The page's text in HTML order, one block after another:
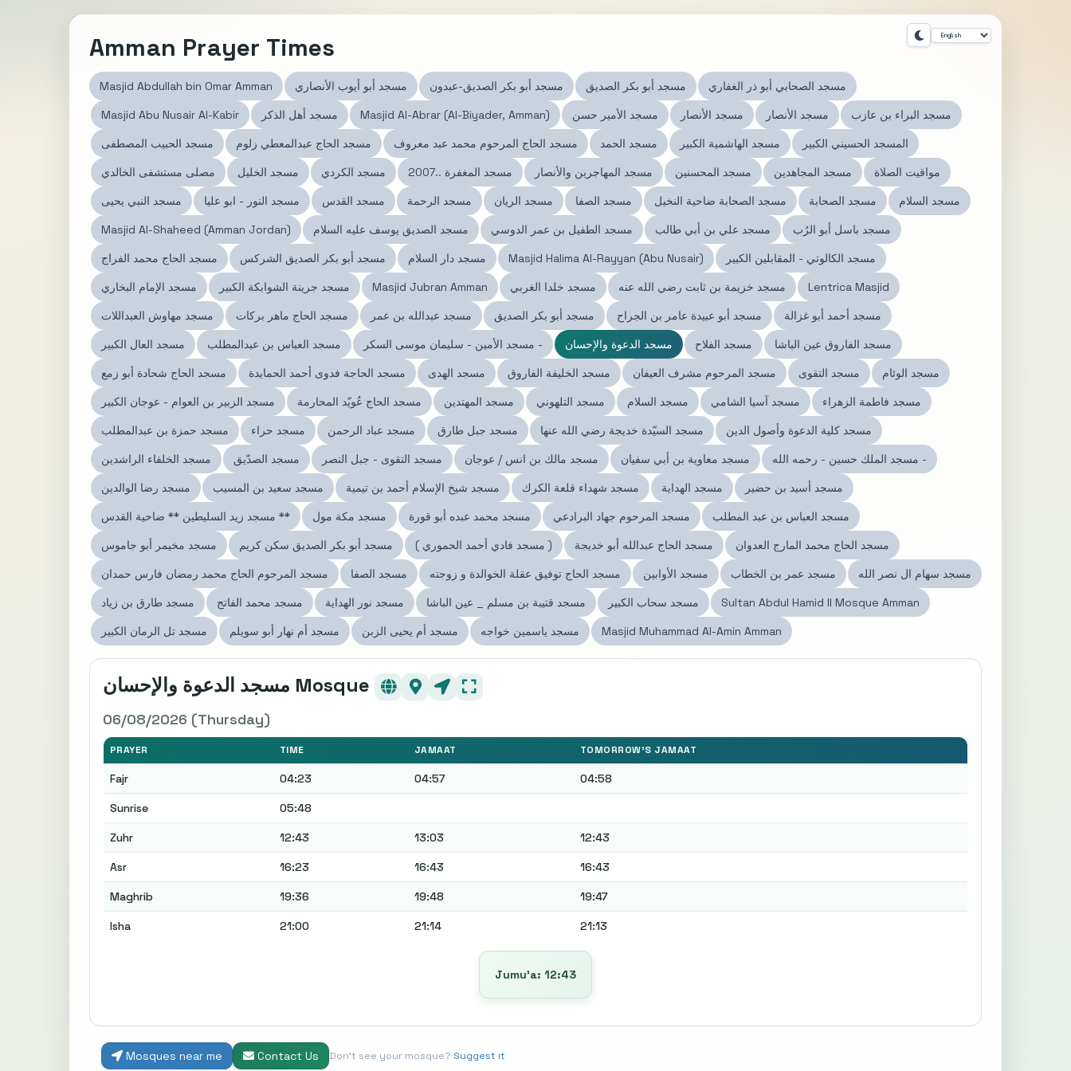
Amman Prayer Times
Masjid Abdullah bin Omar Amman مسجد أبو أيوب الأنصاري مسجد أبو بكر الصديق-عبدون مسجد أبو بكر الصديق
مسجد الصحابي أبو ذر الغفاري
Masjid Abu Nusair Al-Kabir
مسجد أهل الذكر Masjid Al-Abrar (Al-Biyader, Amman) مسجد الأمير حسن مسجد الأنصار مسجد الأنصار
مسجد البراء بن عازب
مسجد الحبيب المصطفى
مسجد الحاج عبدالمعطي زلوم مسجد الحاج المرحوم محمد عبد معروف مسجد الحمد مسجد الهاشمية الكبير
المسجد الحسيني الكبير
مصلى مستشفى الخالدي
مسجد الخليل مسجد الكردي مسجد المغفرة ..2007 مسجد المهاجرين والأنصار مسجد المحسنين مسجد المجاهدين
مواقيت الصلاة
مسجد النبي يحيى
مسجد النور - ابو عليا مسجد القدس مسجد الرحمة مسجد الريان مسجد الصفا مسجد الصحابة ضاحية النخيل مسجد الصحابة
مسجد السلام
Masjid Al-Shaheed (Amman Jordan)
مسجد الصديق يوسف عليه السلام مسجد الطفيل بن عمر الدوسي مسجد علي بن أبي طالب
مسجد باسل أبو الرُب
مسجد الحاج محمد الفراج
مسجد أبو بكر الصديق الشركس مسجد دار السلام Masjid Halima Al-Rayyan (Abu Nusair)
مسجد الكالوتي - المقابلين الكبير
مسجد الإمام البخاري
مسجد جرينة الشوابكة الكبير Masjid Jubran Amman مسجد خلدا الغربي مسجد خزيمة بن ثابت رضي الله عنه
Lentrica Masjid
مسجد مهاوش العبداللات
مسجد الحاج ماهر بركات مسجد عبدالله بن عمر مسجد أبو بكر الصديق مسجد أبو عبيدة عامر بن الجراح
مسجد أحمد أبو غزالة
مسجد العال الكبير
مسجد العباس بن عبدالمطلب مسجد الأمين - سليمان موسى السكر - مسجد الدعوة والإحسان مسجد الفلاح
مسجد الفاروق عين الباشا
مسجد الحاج شحادة أبو زمع
مسجد الحاجة فدوى أحمد الحمايدة مسجد الهدى مسجد الخليفة الفاروق مسجد المرحوم مشرف العيفان مسجد التقوى
مسجد الوئام
مسجد الزبير بن العوام - عوجان الكبير
مسجد الحاج عُويّد المحارمة مسجد المهتدين مسجد التلهوني مسجد السلام مسجد آسيا الشامي
مسجد فاطمة الزهراء
مسجد حمزة بن عبدالمطلب
مسجد حراء مسجد عباد الرحمن مسجد جبل طارق مسجد السيّدة خديجة رضي الله عنها
مسجد كلية الدعوة وأصول الدين
مسجد الخلفاء الراشدين
مسجد الصدّيق مسجد التقوى - جبل النصر مسجد مالك بن انس / عوجان مسجد معاوية بن أبي سفيان
مسجد الملك حسين - رحمه الله -
مسجد رضا الوالدين
مسجد سعيد بن المسيب مسجد شيخ الإسلام أحمد بن تيمية مسجد شهداء قلعة الكرك مسجد الهداية
مسجد أسيد بن حضير
مسجد زيد السليطين ** ضاحية القدس **
مسجد مكة مول مسجد محمد عبده أبو قورة مسجد المرحوم جهاد البرادعي
مسجد العباس بن عبد المطلب
مسجد مخيمر أبو جاموس
مسجد أبو بكر الصديق سكن كريم ( مسجد فادي أحمد الحموري ) مسجد الحاج عبدالله أبو خديجة
مسجد الحاج محمد المارج العدوان
مسجد المرحوم الحاج محمد رمضان فارس حمدان
مسجد الصفا مسجد الحاج توفيق عقلة الخوالدة و زوجته مسجد الأوابين مسجد عمر بن الخطاب
مسجد سهام ال نصر الله
مسجد طارق بن زياد
مسجد محمد الفاتح مسجد نور الهداية مسجد قتيبة بن مسلم _ عين الباشا مسجد سحاب الكبير
Sultan Abdul Hamid II Mosque Amman
مسجد تل الرمان الكبير
مسجد أم نهار أبو سويلم مسجد أم يحيى الزبن مسجد ياسمين خواجه Masjid Muhammad Al-Amin Amman
مسجد الدعوة والإحسان Mosque
06/08/2026 (Thursday)
PRAYER TIME JAMAAT TOMORROW'S JAMAAT
Fajr 04:23 04:57 04:58
Sunrise 05:48
Zuhr 12:43 13:03 12:43
Asr 16:23 16:43 16:43
Maghrib 19:36 19:48 19:47
Isha 21:00 21:14 21:13
Jumu’a: 12:43
Mosques near me Contact Us Don't see your mosque? Suggest it